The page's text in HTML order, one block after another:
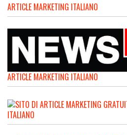
ARTICLE MARKETING ITALIANO
ARTICLE MARKETING ITALIANO
ITALIANO